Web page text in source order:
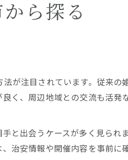
ら探る
が注目されています。従来の
く、周辺地域との交流も活発
と出会うケースが多く見られ
治安情報や開催内容を事前に